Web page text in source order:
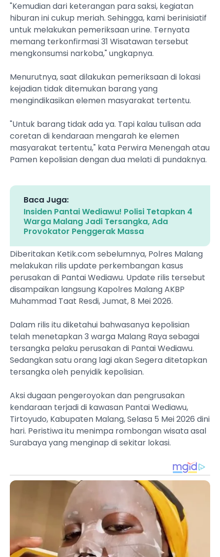
‎"Kemudian dari keterangan para saksi, kegiatan
hiburan ini cukup meriah. Sehingga, kami berinisiatif
untuk melakukan pemeriksaan urine. Ternyata
memang terkonfirmasi 31 Wisatawan tersebut
mengkonsumsi narkoba," ungkapnya.
‎Menurutnya, saat dilakukan pemeriksaan di lokasi
kejadian tidak ditemukan barang yang
mengindikasikan elemen masyarakat tertentu.
‎"Untuk barang tidak ada ya. Tapi kalau tulisan ada
coretan di kendaraan mengarah ke elemen
masyarakat tertentu," kata Perwira Menengah atau
Pamen kepolisian dengan dua melati di pundaknya.
Baca Juga:
Insiden Pantai Wediawu! Polisi Tetapkan 4
Warga Malang Jadi Tersangka, Ada
Provokator Penggerak Massa
‎Diberitakan Ketik.com sebelumnya, Polres Malang
melakukan rilis update perkembangan kasus
perusakan di Pantai Wediawu. Update rilis tersebut
disampaikan langsung Kapolres Malang AKBP
Muhammad Taat Resdi, Jumat, 8 Mei 2026.
‎Dalam rilis itu diketahui bahwasanya kepolisian
telah menetapkan 3 warga Malang Raya sebagai
tersangka pelaku perusakan di Pantai Wediawu.
Sedangkan satu orang lagi akan Segera ditetapkan
tersangka oleh penyidik kepolisian.
‎Aksi dugaan pengeroyokan dan pengrusakan
kendaraan terjadi di kawasan Pantai Wediawu,
Tirtoyudo, Kabupaten Malang, Selasa 5 Mei 2026 dini
hari. Peristiwa itu menimpa rombongan wisata asal
Surabaya yang menginap di sekitar lokasi.